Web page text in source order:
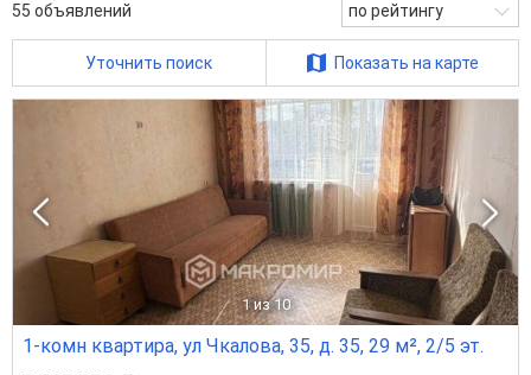
55 объявлений по рейтингу
Уточнить поиск Показать на карте
1 из 10
1-комн квартира, ул Чкалова, 35, д. 35, 29 м², 2/5 эт.